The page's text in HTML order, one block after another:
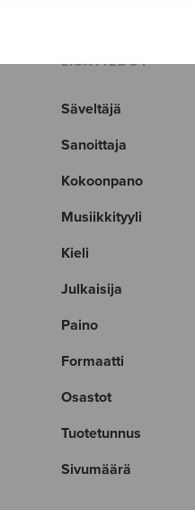
LISÄTIEDOT
Säveltäjä
Sanoittaja
Kokoonpano
Musiikkityyli
Kieli
Julkaisija
Paino
Formaatti
Osastot
Tuotetunnus
Sivumäärä